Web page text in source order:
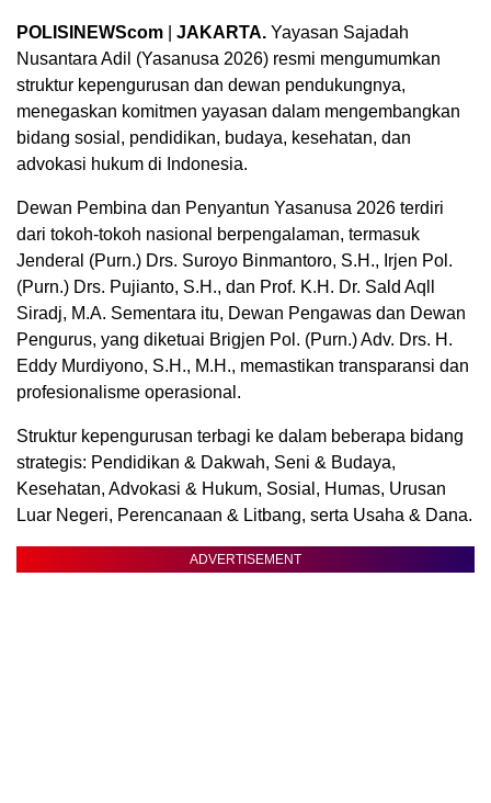
POLISINEWScom JAKARTA. Yayasan Sajadah
Nusantara Adil (Yasanusa 2026) resmi mengumumkan
struktur kepengurusan dan dewan pendukungnya,
menegaskan komitmen yayasan dalam mengembangkan
bidang sosial, pendidikan, budaya, kesehatan, dan
advokasi hukum di Indonesia.
Dewan Pembina dan Penyantun Yasanusa 2026 terdiri
dari tokoh-tokoh nasional berpengalaman, termasuk
Jenderal (Purn.) Drs. Suroyo Binmantoro, S.H., Irjen Pol.
(Purn.) Drs. Pujianto, S.H., dan Prof. K.H. Dr. Sald Aqll
Siradj, M.A. Sementara itu, Dewan Pengawas dan Dewan
Pengurus, yang diketuai Brigjen Pol. (Purn.) Adv. Drs. H.
Eddy Murdiyono, S.H., M.H., memastikan transparansi dan
profesionalisme operasional.
Struktur kepengurusan terbagi ke dalam beberapa bidang
strategis: Pendidikan & Dakwah, Seni & Budaya,
Kesehatan, Advokasi & Hukum, Sosial, Humas, Urusan
Luar Negeri, Perencanaan & Litbang, serta Usaha & Dana.
ADVERTISEMENT